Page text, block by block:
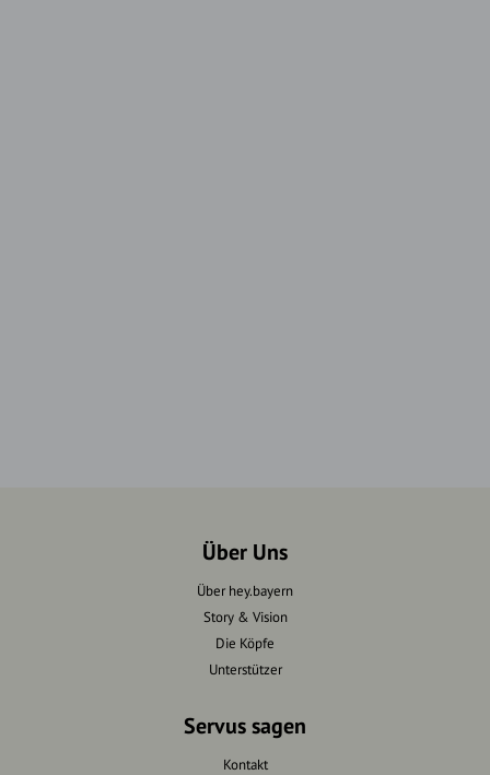
Über Uns
Über hey.bayern
Story & Vision
Die Köpfe
Unterstützer
Servus sagen
Kontakt